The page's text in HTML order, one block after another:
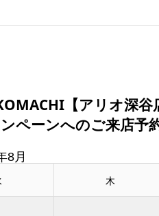
【アリオ深谷
ペーンへのご来店予
8月
木